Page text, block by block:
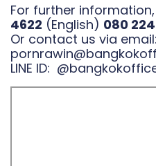
For further
4622 (English) 080
Or contact us via email:
LINE ID: